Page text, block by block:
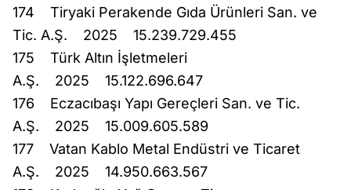
174 Tiryaki Perakende Gıda Ürünleri San. ve
Tic. A.Ş. 2025 15.239.729.455
175 Türk Altın İşletmeleri
A.Ş. 2025 15.122.696.647
176 Eczacıbaşı Yapı Gereçleri San. ve Tic.
A.Ş. 2025 15.009.605.589
177 Vatan Kablo Metal Endüstri ve Ticaret
A.Ş. 2025 14.950.663.567